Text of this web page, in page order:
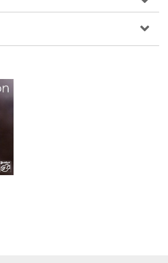
由Stockfisch Records的創辦人
新混音與母帶處理，得到相當好
大衛孟洋與德國結下不解之緣（很
在德國服役），新專輯與巡迴演唱
日他還是居住在阿拉巴馬的家
最新專輯居然收錄了十六首翻唱作
洋自己的創作，難道這位歌手已經
在看過曲目、聽過他的演唱後，你
創舉」。在三十多年的演唱功力加
自己喜愛的曲子詮釋出自己的神
姆佩提、凱特史蒂文斯、詹姆斯